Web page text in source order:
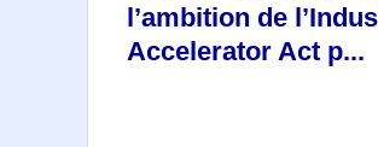
l’ambition de
Accelerator Act p...